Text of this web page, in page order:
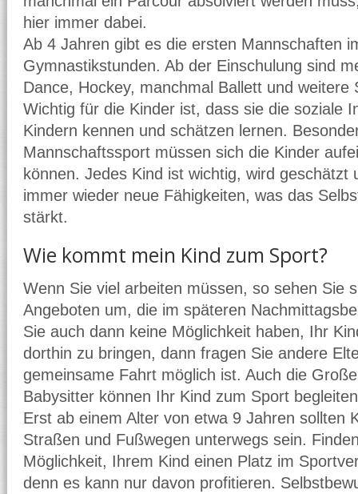
hier immer dabei.
Ab 4 Jahren gibt es die ersten Mannschaften
Gymnastikstunden. Ab der Einschulung sind
Dance, Hockey, manchmal Ballett und weitere
Wichtig für die Kinder ist, dass sie die soziale
Kindern kennen und schätzen lernen.
Mannschaftssport müssen sich die Kinder
können. Jedes Kind ist wichtig, wird geschätzt
immer wieder neue Fähigkeiten, was das
stärkt.
Wie kommt mein Kind zum Sport?
Wenn Sie viel arbeiten müssen, so sehen Sie
Angeboten um, die im späteren
Sie auch dann keine Möglichkeit haben, Ihr
dorthin zu bringen, dann fragen Sie andere
gemeinsame Fahrt möglich ist. Auch die
Babysitter können Ihr Kind zum Sport
Erst ab einem Alter von etwa 9 Jahren sollten
Straßen und Fußwegen unterwegs sein.
Möglichkeit, Ihrem Kind einen Platz im
denn es kann nur davon profitieren.